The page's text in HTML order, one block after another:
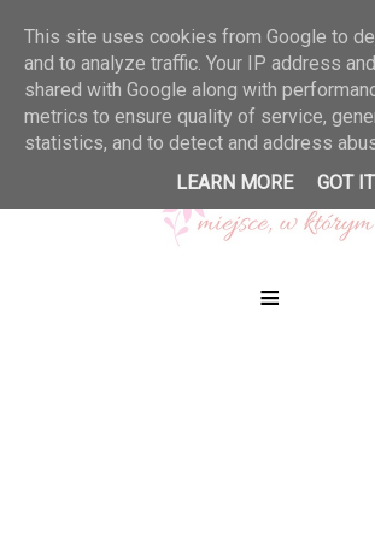
≡
This site uses cookies from Google to
and to analyze traffic. Your IP address
shared with Google along with
metrics to ensure quality of service,
statistics, and to detect and address
LEARN MORE
GOT IT